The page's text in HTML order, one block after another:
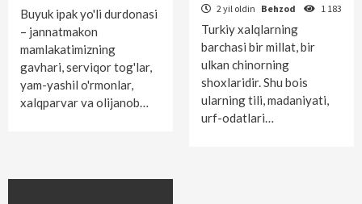
Buyuk ipak yo'li durdonasi
– jannatmakon
mamlakatimizning
gavhari, serviqor tog'lar,
yam-yashil o'rmonlar,
xalqparvar va olijanob…
2 yil oldin Behzod 1 183
Turkiy xalqlarning
barchasi bir millat, bir
ulkan chinorning
shoxlaridir. Shu bois
ularning tili, madaniyati,
urf-odatlari…